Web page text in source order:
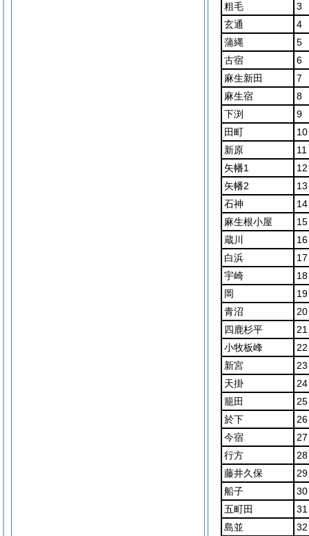
粗毛
3
玄通
4
蒲縄
5
古宿
6
麻生新田
7
麻生宿
8
下渕
9
田町
10
新原
11
矢幡1
12
矢幡2
13
石神
14
麻生根小屋
15
蔵川
16
白浜
17
宇崎
18
岡
19
青沼
20
四鹿杉平
21
小牧板峰
22
新宮
23
天掛
24
籠田
25
於下
26
今宿
27
行方
28
藤井久保
29
船子
30
五町田
31
島並
32